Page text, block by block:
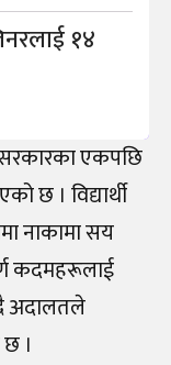
१४
एकपछि
छ । विद्यार्थी
नाकामा सय
कदमहरूलाई
अदालतले
।